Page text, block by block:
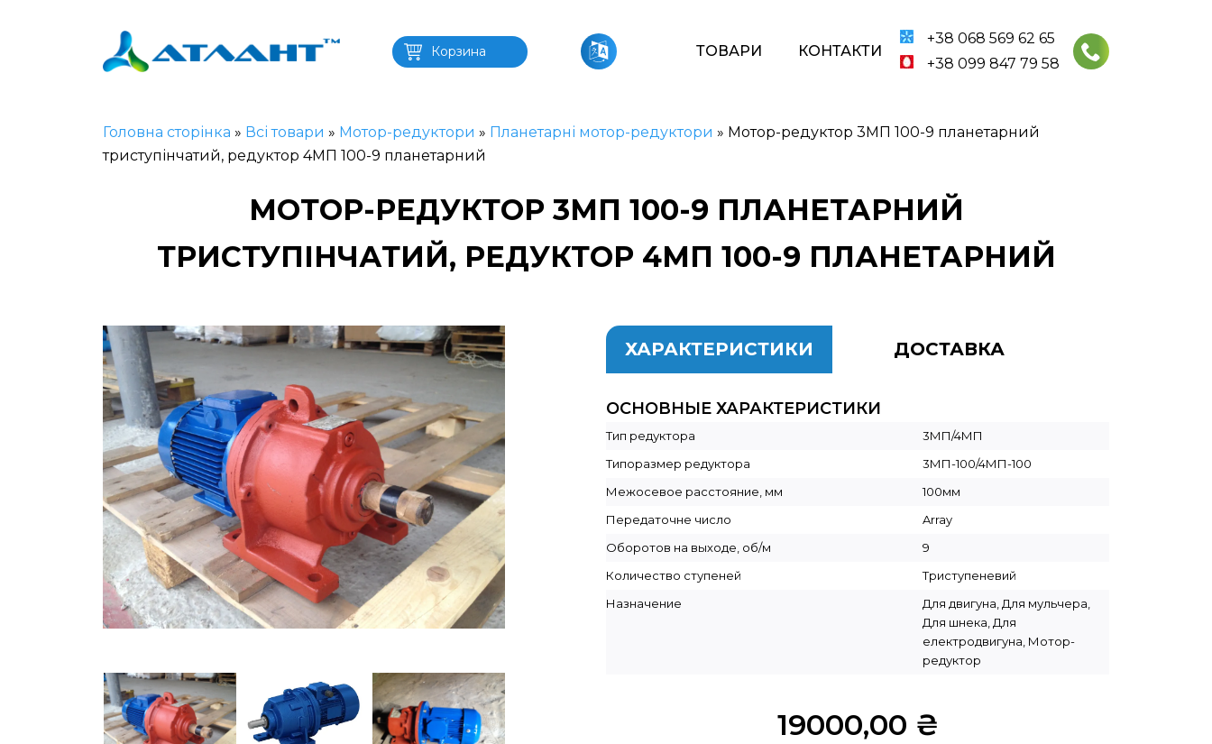
Корзина ТОВАРИ КОНТАКТИ
+38 068 569 62 65
+38 099 847 79 58
Головна сторінка » Всі товари » Мотор-редуктори » Планетарні мотор-редуктори » Мотор-редуктор 3МП 100-9 планетарний
триступінчатий, редуктор 4МП 100-9 планетарний
МОТОР-РЕДУКТОР 3МП 100-9 ПЛАНЕТАРНИЙ
ТРИСТУПІНЧАТИЙ, РЕДУКТОР 4МП 100-9 ПЛАНЕТАРНИЙ
ХАРАКТЕРИСТИКИ ДОСТАВКА
ОСНОВНЫЕ ХАРАКТЕРИСТИКИ
Тип редуктора
3МП/4МП
Типоразмер редуктора
3МП-100/4МП-100
Межосевое расстояние, мм
100мм
Передаточне число
Array
Оборотов на выходе, об/м
9
Количество ступеней
Триступеневий
Назначение
Для двигуна, Для мульчера,
Для шнека, Для
електродвигуна, Мотор-
редуктор
19000,00 ₴